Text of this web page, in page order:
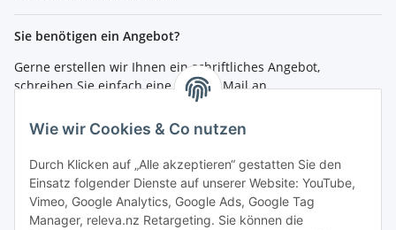
Sie benötigen ein Angebot?
Gerne erstellen wir Ihnen ein schriftliches Angebot,
schreiben Sie einfach eine kurze E-Mail an
Bestellen per Fax oder Tel:
Tel.: 0261 / 50089561
Fax: 0261 / 50089555
So erreichen Sie uns
Wie wir Cookies & Co nutzen
Durch Klicken auf „Alle akzeptieren“ gestatten Sie den
Einsatz folgender Dienste auf unserer Website: YouTube,
Vimeo, Google Analytics, Google Ads, Google Tag
Manager, releva.nz Retargeting. Sie können die